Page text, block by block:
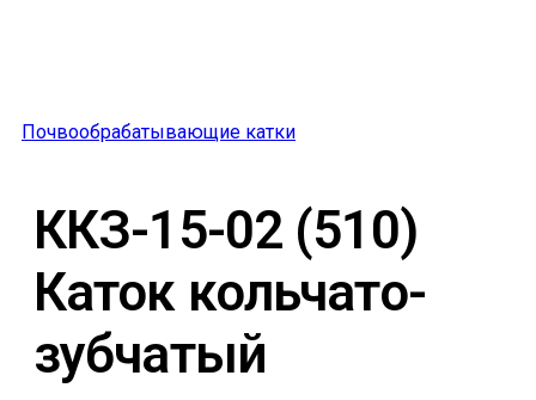
Почвообрабатывающие катки
ККЗ-15-02 (510)
Каток кольчато-
зубчатый